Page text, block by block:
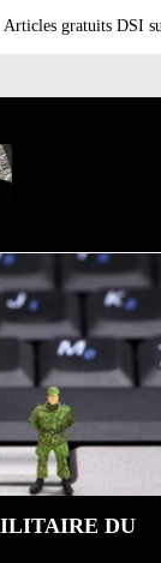
gratuits DSI sur
DU